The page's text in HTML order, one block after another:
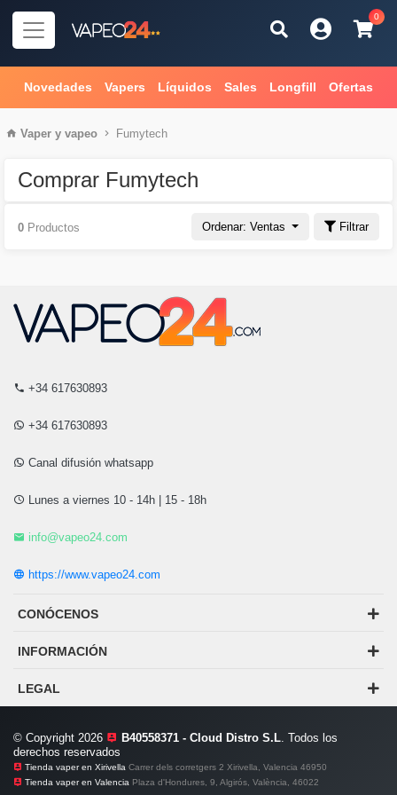
0
Novedades Vapers Líquidos Sales Longfill Ofertas
Vaper y vapeo Fumytech
Comprar Fumytech
Ordenar: Ventas Filtrar
0 Productos
+34 617630893
+34 617630893
Canal difusión whatsapp
Lunes a viernes 10 - 14h | 15 - 18h
info@vapeo24.com
https://www.vapeo24.com
CONÓCENOS
INFORMACIÓN
LEGAL
© Copyright 2026 B40558371 - Cloud Distro S.L. Todos los
derechos reservados
Tienda vaper en Xirivella Carrer dels corretgers 2 Xirivella, Valencia 46950
Tienda vaper en Valencia Plaza d'Hondures, 9, Algirós, València, 46022